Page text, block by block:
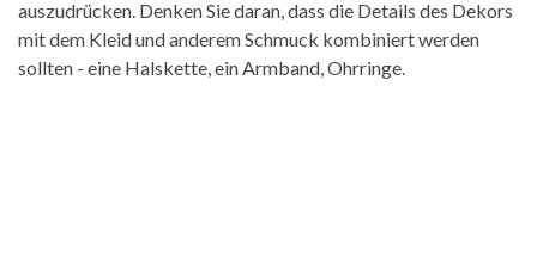
auszudrücken. Denken Sie daran, dass die Details des Dekors
mit dem Kleid und anderem Schmuck kombiniert werden
sollten - eine Halskette, ein Armband, Ohrringe.